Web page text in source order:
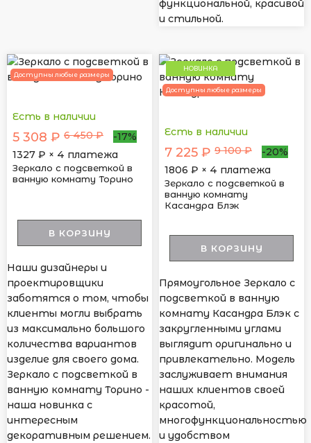
функциональной, красивой
и стильной.
Доступны любые размеры
Есть в наличии
5 308 ₽ 6 450 ₽
-17%
1327 ₽ × 4 платежа
Зеркало с подсветкой в
ванную комнату Торино
В КОРЗИНУ
Наши дизайнеры и
проектировщики
заботятся о том, чтобы
клиенты могли выбрать
из максимально большого
количества вариантов
изделие для своего дома.
Зеркало с подсветкой в
ванную комнату Торино -
наша новинка с
интересным
декоративным решением.
НОВИНКА
Доступны любые размеры
Есть в наличии
7 225 ₽ 9 100 ₽
-20%
1806 ₽ × 4 платежа
Зеркало с подсветкой в
ванную комнату
Касандра Блэк
В КОРЗИНУ
Прямоугольное Зеркало с
подсветкой в ванную
комнату Касандра Блэк с
закругленными углами
выглядит оригинально и
привлекательно. Модель
заслуживает внимания
наших клиентов своей
красотой,
многофункциональностью
и удобством